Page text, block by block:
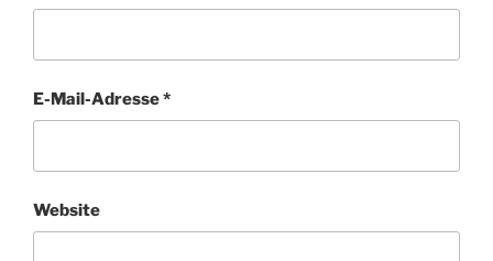
E-Mail-Adresse*
Website